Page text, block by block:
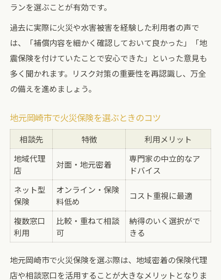
ランを選ぶことが有効です。
過去に実際に火災や水害被害を経験した利用者の声で
は、「補償内容を細かく確認しておいて良かった」「地
震保険を付けていたことで安心できた」といった意見も
多く聞かれます。リスク対策の重要性を再認識し、万全
の備えを進めましょう。
地元岡崎市で火災保険を選ぶときのコツ
相談先 特徴
利用メリット
地域代理
店
対面・地元密着
専門家の中立的なア
ドバイス
ネット型
保険
オンライン・保険
料低め
コスト重視に最適
複数窓口
利用
比較・重ねて相談
可
納得のいく選択がで
きる
地元岡崎市で火災保険を選ぶ際は、地域密着の保険代理
店や相談窓口を活用することが大きなメリットとなりま